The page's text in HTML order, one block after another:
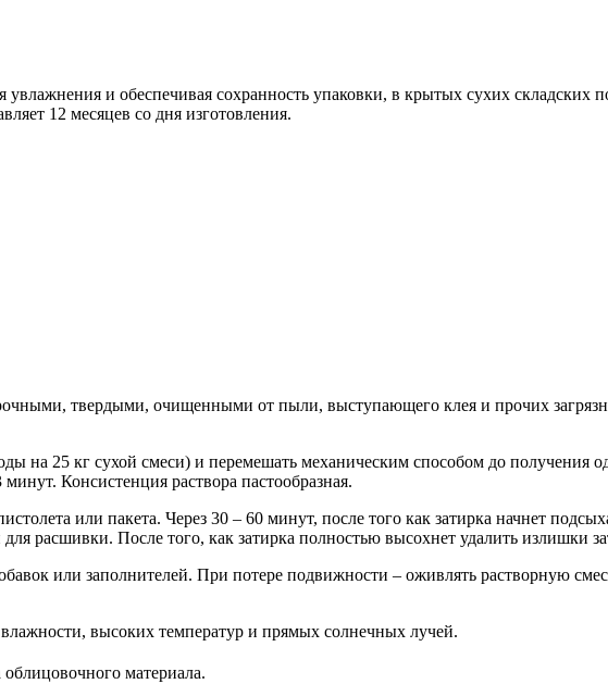
и обеспечивая сохранность упаковки, в крытых сухих складских
12 месяцев со дня изготовления.
твердыми, очищенными от пыли, выступающего клея и прочих
на 25 кг сухой смеси) и перемешать механическим способом до получения
Консистенция раствора пастообразная.
или пакета. Через 30 – 60 минут, после того как затирка начнет
расшивки. После того, как затирка полностью высохнет удалить излишки
или заполнителей. При потере подвижности – оживлять растворную
высоких температур и прямых солнечных лучей.
материала.